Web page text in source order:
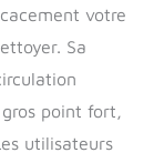
les
and
】La
chien
votre
Sa
point fort,
utilisateurs